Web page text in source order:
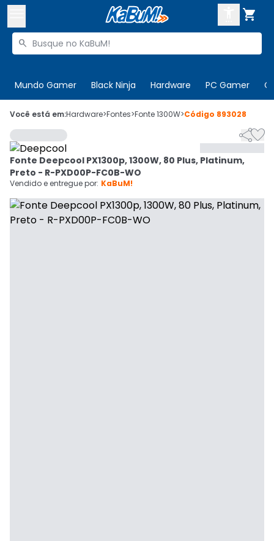

Buscar produtos

Mundo Gamer Black Ninja Hardware PC Gamer
 Olá. Acesse sua conta
 Departamentos
Cupons
Ativar tradutor em libras
CADASTRE-SE
Você está em:Hardware>Fontes>Fonte 1300W>Código 893028

Fonte Deepcool PX1300p, 1300W, 80 Plus, Platinum,
Preto - R-PXD00P-FC0B-WO
Vendido e entregue por: KaBuM!